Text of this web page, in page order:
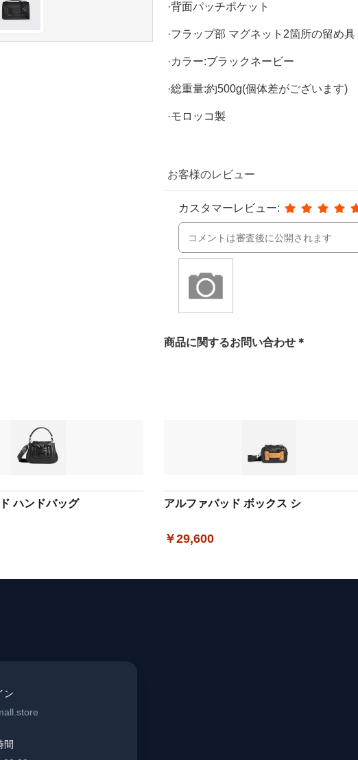
·背面パッチポケット
·フラップ部 マグネット2箇所の留め具
·カラー:ブラックネービー
·総重量:約500g(個体差がございます)
·モロッコ製
お客様のレビュー
カスタマーレビュー:
商品に関するお問い合わせ＊
ハンドバッグ アルファパッド ボックス シ
￥29,600
ン
間